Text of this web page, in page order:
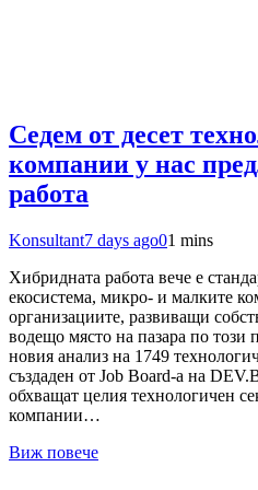
Седем от десет
компании у нас
работа
Konsultant7 days ago01 mins
Хибридната работа вече е
екосистема, микро- и малките
организациите, развиващи
водещо място на пазара по този
новия анализ на 1749
създаден от Job Board-а на
обхващат целия технологичен
компании…
Виж повече